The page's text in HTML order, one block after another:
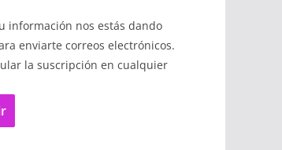
información nos estás dando
enviarte correos electrónicos.
la suscripción en cualquier